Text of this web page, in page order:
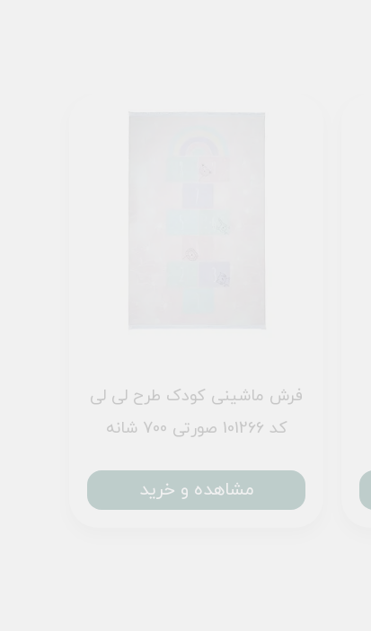
فرش ماشینی کودک طرح لی لی
کد 101266 صورتی 700 شانه
مشاهده و خرید